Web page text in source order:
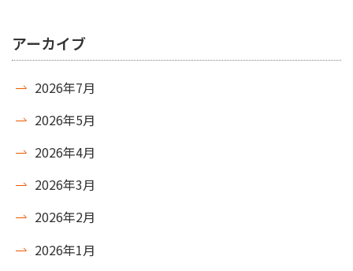
アーカイブ
2026年7月
2026年5月
2026年4月
2026年3月
2026年2月
2026年1月